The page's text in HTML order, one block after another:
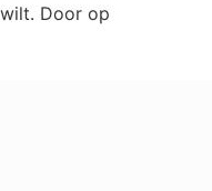
Door op